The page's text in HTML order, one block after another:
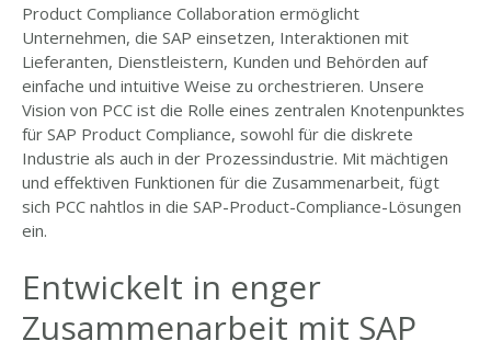
Product Compliance Collaboration ermöglicht
Unternehmen, die SAP einsetzen, Interaktionen mit
Lieferanten, Dienstleistern, Kunden und Behörden auf
einfache und intuitive Weise zu orchestrieren. Unsere
Vision von PCC ist die Rolle eines zentralen Knotenpunktes
für SAP Product Compliance, sowohl für die diskrete
Industrie als auch in der Prozessindustrie. Mit mächtigen
und effektiven Funktionen für die Zusammenarbeit, fügt
sich PCC nahtlos in die SAP-Product-Compliance-Lösungen
ein.
Entwickelt in enger
Zusammenarbeit mit SAP